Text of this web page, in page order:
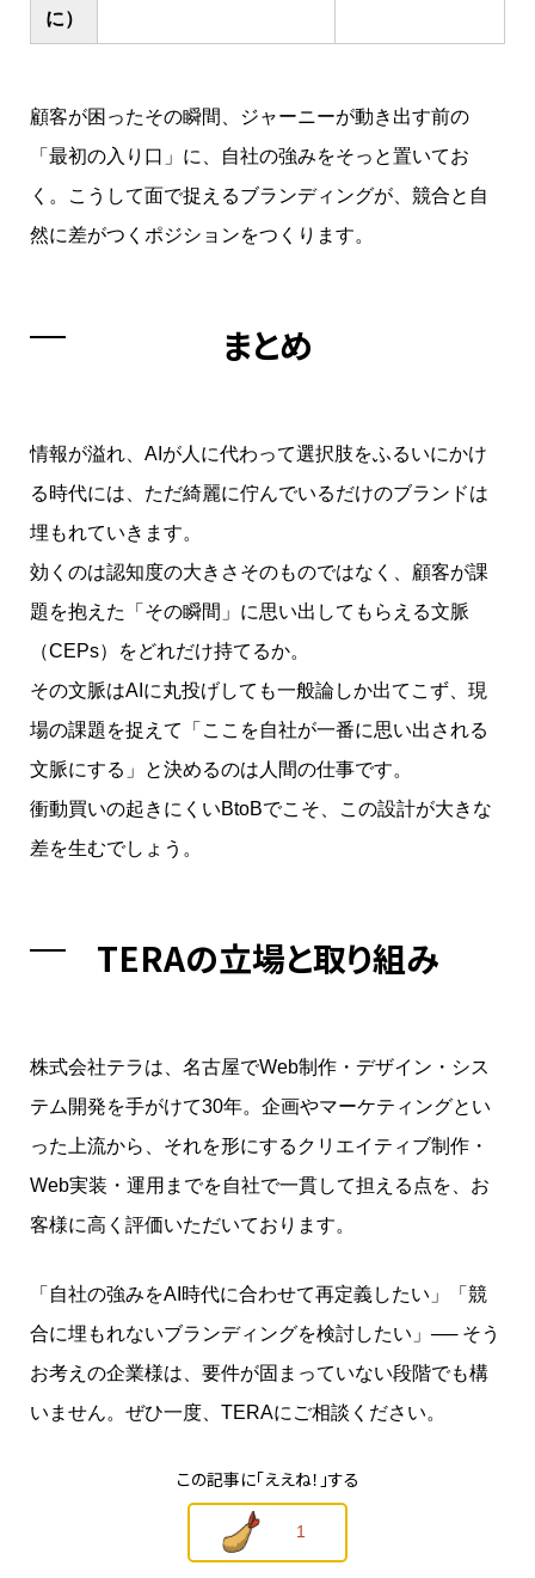
に）
顧客が困ったその瞬間、ジャーニーが動き出す前の
「最初の入り口」に、自社の強みをそっと置いてお
く。こうして面で捉えるブランディングが、競合と自
然に差がつくポジションをつくります。
まとめ
情報が溢れ、AIが人に代わって選択肢をふるいにかけ
る時代には、ただ綺麗に佇んでいるだけのブランドは
埋もれていきます。
効くのは認知度の大きさそのものではなく、顧客が課
題を抱えた「その瞬間」に思い出してもらえる文脈
（CEPs）をどれだけ持てるか。
その文脈はAIに丸投げしても一般論しか出てこず、現
場の課題を捉えて「ここを自社が一番に思い出される
文脈にする」と決めるのは人間の仕事です。
衝動買いの起きにくいBtoBでこそ、この設計が大きな
差を生むでしょう。
TERAの立場と取り組み
株式会社テラは、名古屋でWeb制作・デザイン・シス
テム開発を手がけて30年。企画やマーケティングとい
った上流から、それを形にするクリエイティブ制作・
Web実装・運用までを自社で一貫して担える点を、お
客様に高く評価いただいております。
「自社の強みをAI時代に合わせて再定義したい」「競
合に埋もれないブランディングを検討したい」── そう
お考えの企業様は、要件が固まっていない段階でも構
いません。ぜひ一度、TERAにご相談ください。
この記事に「ええね！」する
1